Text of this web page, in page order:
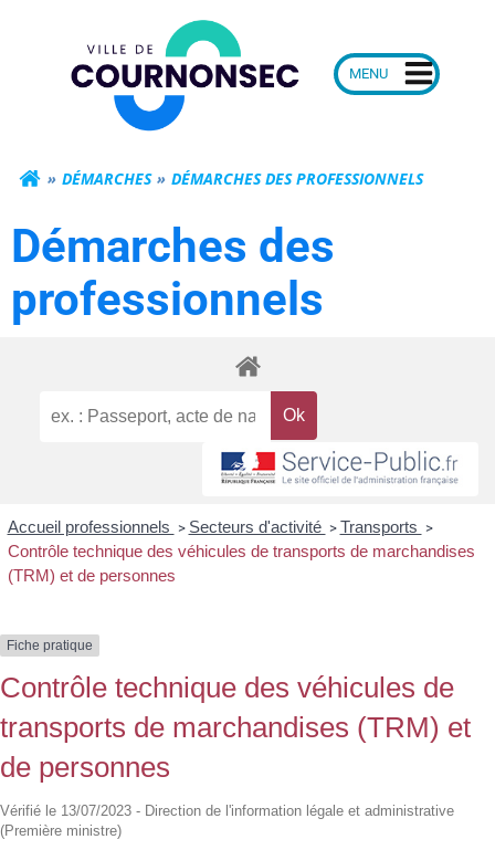
Mairie de
DÉMARCHES DÉMARCHES DES PROFESSIONNELS
Démarches des
professionnels
Accueil professionnels > Secteurs d'activité > Transports >
Contrôle technique des véhicules de transports de marchandises
(TRM) et de personnes
Fiche pratique
Contrôle technique des véhicules de
transports de marchandises (TRM) et
de personnes
Vérifié le 13/07/2023 - Direction de l'information légale et administrative
(Première ministre)